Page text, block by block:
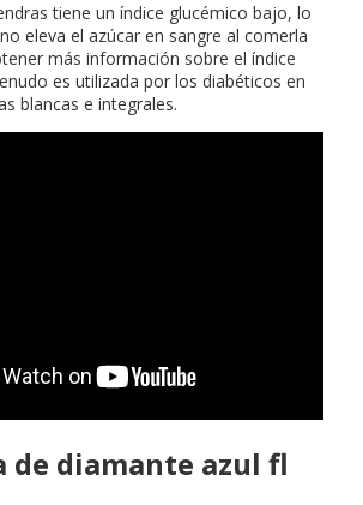
tiene un índice glucémico bajo, lo
eleva el azúcar en sangre al comerla
más información sobre el índice
es utilizada por los diabéticos en
blancas e integrales.
de diamante azul fl